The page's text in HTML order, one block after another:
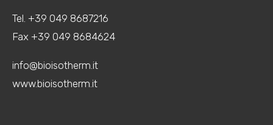
Tel. +39 049 8687216
Fax +39 049 8684624
info@bioisotherm.it
www.bioisotherm.it